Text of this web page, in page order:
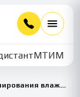
МТИММУ
Автоматизация регулирования влажности в сушильной секции бумагоделательной машины